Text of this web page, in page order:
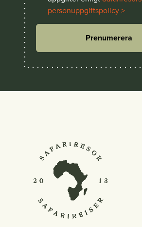
personuppgiftspolicy >
Prenumerera